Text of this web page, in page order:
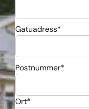
Gatuadress*
Postnummer*
Ort*